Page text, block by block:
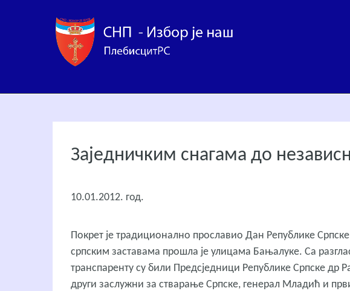
Заједничким снагама до
10.01.2012. год.
Покрет је традиционално прославио Дан Републике
српским заставама прошла је улицама Бањалуке. Са
транспаренту су били Предсједници Републике Српске
други заслужни за стварање Српске, генерал Младић и